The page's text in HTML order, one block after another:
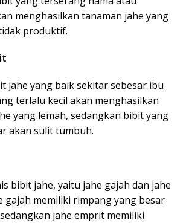
menghasilkan tanaman jahe yang
produktif.
jahe yang baik sekitar sebesar ibu
terlalu kecil akan menghasilkan
yang lemah, sedangkan bibit yang
akan sulit tumbuh.
bibit jahe, yaitu jahe gajah dan jahe
gajah memiliki rimpang yang besar
jahe emprit memiliki